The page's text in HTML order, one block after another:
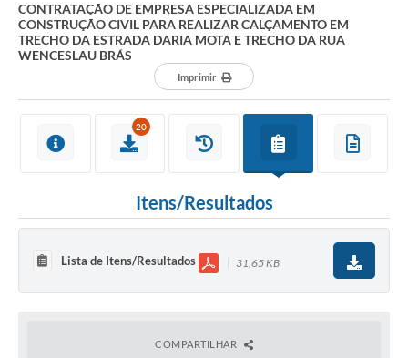
CONTRATAÇÃO DE EMPRESA ESPECIALIZADA EM
CONSTRUÇÃO CIVIL PARA REALIZAR CALÇAMENTO EM
TRECHO DA ESTRADA DARIA MOTA E TRECHO DA RUA
WENCESLAU BRÁS
Imprimir
20
Itens/Resultados
Lista de Itens/Resultados 31,65 KB
COMPARTILHAR